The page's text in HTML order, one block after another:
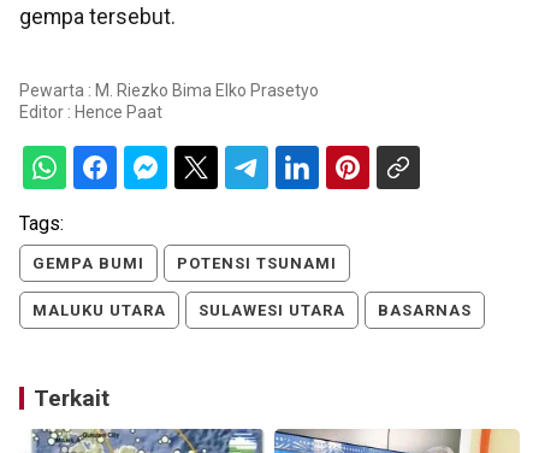
gempa tersebut.
Pewarta : M. Riezko Bima Elko Prasetyo
Editor : Hence Paat
Tags:
GEMPA BUMI POTENSI TSUNAMI
MALUKU UTARA SULAWESI UTARA BASARNAS
Terkait